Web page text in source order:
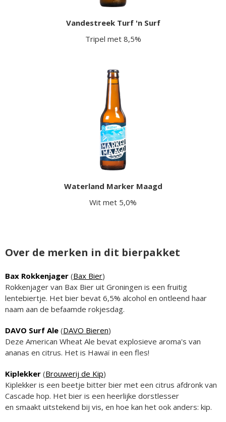
Vandestreek Turf 'n Surf
Tripel met 8,5%
Waterland Marker Maagd
Wit met 5,0%
Over de merken in dit bierpakket
Bax Rokkenjager (Bax Bier)
Rokkenjager van Bax Bier uit Groningen is een fruitig
lentebiertje. Het bier bevat 6,5% alcohol en ontleend haar
naam aan de befaamde rokjesdag.
DAVO Surf Ale (DAVO Bieren)
Deze American Wheat Ale bevat explosieve aroma's van
ananas en citrus. Het is Hawaï in een fles!
Kiplekker (Brouwerij de Kip)
Kiplekker is een beetje bitter bier met een citrus afdronk van
Cascade hop. Het bier is een heerlijke dorstlesser
en smaakt uitstekend bij vis, en hoe kan het ook anders: kip.